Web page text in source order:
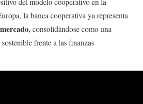
la banca cooperativa ya representa
, consolidándose como una
frente a las finanzas